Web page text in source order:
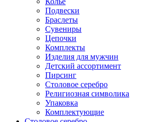
Подвески
Браслеты
Сувениры
Цепочки
Комплекты
Изделия для мужчин
Детский ассортимент
Пирсинг
Столовое серебро
Религиозная символика
Упаковка
Комплектующие